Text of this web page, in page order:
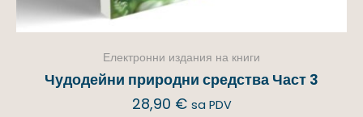
Електронни издания на книги
Чудодейни природни средства Част 3
28,90 € sa PDV